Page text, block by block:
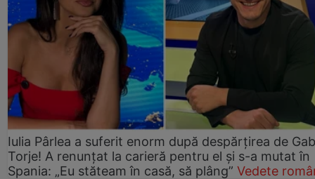
Iulia Pârlea a suferit enorm după despărțirea de
Torje! A renunțat la carieră pentru el și s-a mutat în
Spania: „Eu stăteam în casă, să plâng” Vedete